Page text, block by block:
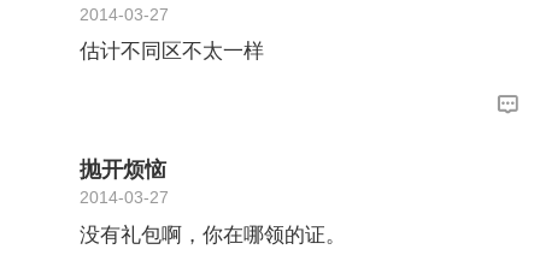
2014-03-27
估计不同区不太一样
抛开烦恼
2014-03-27
没有礼包啊，你在哪领的证。